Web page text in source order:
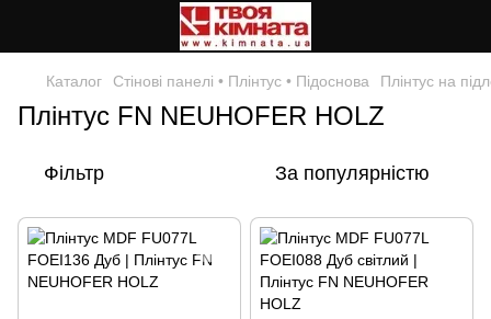
Каталог Стінові панелі • Плінтус • Підоснова Плінтус на
Плінтус FN NEUHOFER HOLZ
Фільтр За популярністю